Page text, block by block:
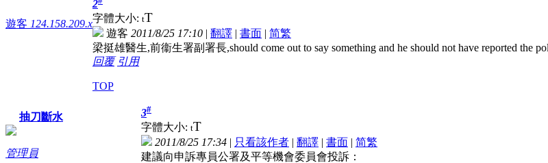
遊客 124.158.209.x
2
字體大小: tT
遊客 2011/8/25 17:10 | 翻譯 | 書面 | 简繁
梁挺雄醫生,前衞生署副署長,should come out to say something and he should not have reported the
回覆 引用
TOP
抽刀斷水
管理員
3#
字體大小: tT
2011/8/25 17:34 | 只看該作者 | 翻譯 | 書面 | 简繁
建議向申訴專員公署及平等機會委員會投訴：